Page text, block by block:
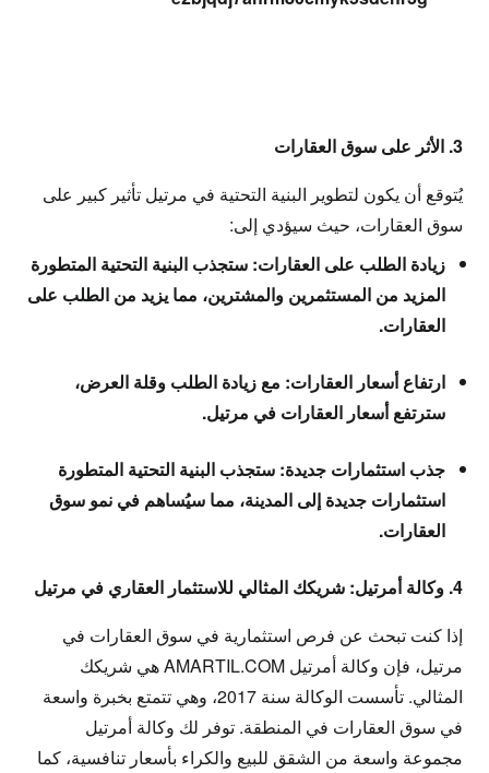
3. الأثر على سوق العقارات
يُتوقع أن يكون لتطوير البنية التحتية في مرتيل تأثير كبير على
سوق العقارات، حيث سيؤدي إلى:
زيادة الطلب على العقارات: ستجذب البنية التحتية المتطورة
المزيد من المستثمرين والمشترين، مما يزيد من الطلب على
العقارات.
ارتفاع أسعار العقارات: مع زيادة الطلب وقلة العرض،
سترتفع أسعار العقارات في مرتيل.
جذب استثمارات جديدة: ستجذب البنية التحتية المتطورة
استثمارات جديدة إلى المدينة، مما سيُساهم في نمو سوق
العقارات.
4. وكالة أمرتيل: شريكك المثالي للاستثمار العقاري في مرتيل
إذا كنت تبحث عن فرص استثمارية في سوق العقارات في
مرتيل، فإن وكالة أمرتيل AMARTIL.COM هي شريكك
المثالي. تأسست الوكالة سنة 2017، وهي تتمتع بخبرة واسعة
في سوق العقارات في المنطقة. توفر لك وكالة أمرتيل
مجموعة واسعة من الشقق للبيع والكراء بأسعار تنافسية، كما